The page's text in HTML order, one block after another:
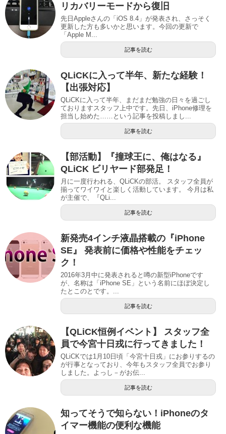
リカバリーモードから復旧
先日Appleさんの「iOS 8.4」が発表され、さっそく
更新した方も多いかと思います。今回の更新で
「Apple M...
記事を読む
QLiCKに入って半年、新たな経験！
【出張対応】
QLiCKに入って半年、まだまだ勉強の日々を過ごし
ておりますスタッフ上中です。先日、iPhone修理を
担当し始めた……という記事を投稿しまし...
記事を読む
【部活動】『撞球王に、俺はなる』
QLiCK ビリヤード部発足！
月に一度行われる、QLiCKの部活。 スタッフ全員が
揃ってワイワイと楽しく活動しています。 今月は私
が主催で、『QLi...
記事を読む
新発売4インチ液晶搭載の『iPhone
SE』 発表前に価格や性能をチェッ
ク！
2016年3月中に発表されると噂の新型iPhoneです
が、名称は「iPhone SE」という名前にほぼ決定し
たとこのとです。...
記事を読む
【QLiCK恒例イベント】 スタッフ全
員で今宮十日戎に行ってきました！
QLiCKでは1月10日頃「今宮十日戎」にお参りするの
が行事となっており、今年もスタッフ全員でお参り
しました。よっし－がお伝...
記事を読む
知ってそうで知らない！iPhoneのタ
イマー機能の便利な機能